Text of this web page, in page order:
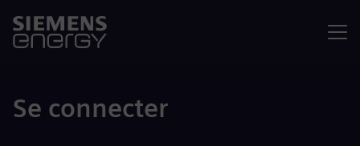
Se connecter